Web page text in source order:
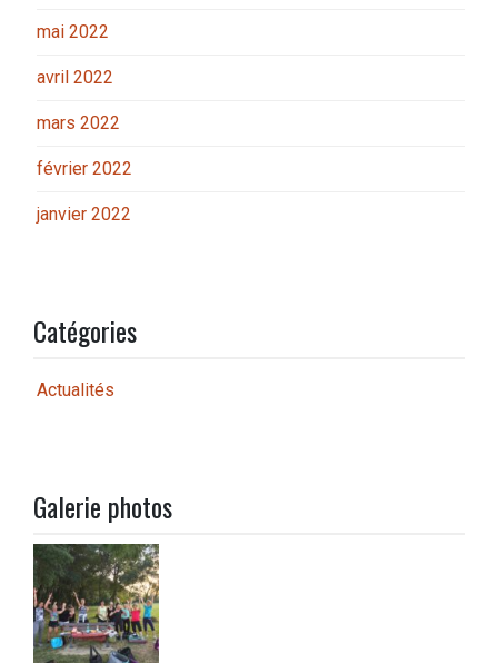
mai 2022
avril 2022
mars 2022
février 2022
janvier 2022
Catégories
Actualités
Galerie photos